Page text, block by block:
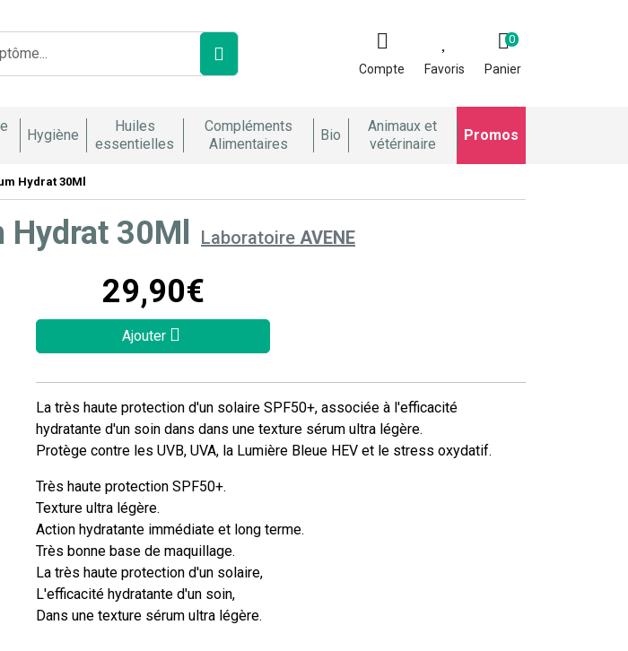
Compte Favoris Panier
0
Hygiène
Huiles
essentielles
Compléments
Alimentaires
Bio
Animaux et
vétérinaire
Promos
Hydrat 30Ml
30Ml Laboratoire AVENE
29,90€
Ajouter
La très haute protection d'un solaire SPF50+, associée à l'efficacité
hydratante d'un soin dans dans une texture sérum ultra légère.
Protège contre les UVB, UVA, la Lumière Bleue HEV et le stress oxydatif.
Très haute protection SPF50+.
Texture ultra légère.
Action hydratante immédiate et long terme.
Très bonne base de maquillage.
La très haute protection d'un solaire,
L'efficacité hydratante d'un soin,
Dans une texture sérum ultra légère.